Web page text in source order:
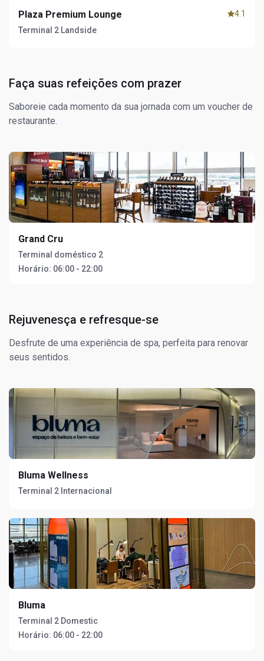
Plaza Premium Lounge
Terminal 2 Landside
4.1
Faça suas refeições com prazer
Saboreie cada momento da sua jornada com um voucher de
restaurante.
Grand Cru
Terminal doméstico 2
Horário: 06:00 - 22:00
Rejuvenesça e refresque-se
Desfrute de uma experiência de spa, perfeita para renovar
seus sentidos.
Bluma Wellness
Terminal 2 Internacional
Bluma
Terminal 2 Domestic
Horário: 06:00 - 22:00